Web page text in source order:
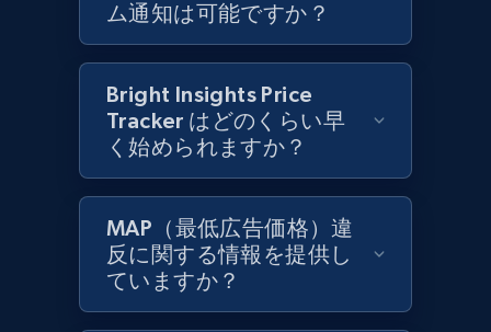
Zara - Products
Category id, Product id, Product name, Price,
Currency, Colour code, Colour, Description, and
1.2K+ 208+ 今すぐ始める
Zara - Products - discovery by category url
Category id, Product id, Product name, Price,
ム通知は可能ですか？
Bright Insights Price
Tracker はどのくらい早
く始められますか？
MAP（最低広告価格）違
反に関する情報を提供し
ていますか？